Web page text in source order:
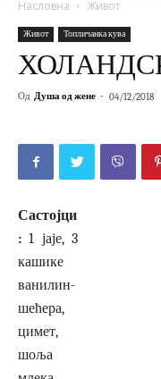
Насловна Живот
Живот Топличанка кува
Од Душа од жене - 04/12/2018
Састојци
: 1 јаје, 3
кашике
ванилин-
шећера,
цимет,
шоља